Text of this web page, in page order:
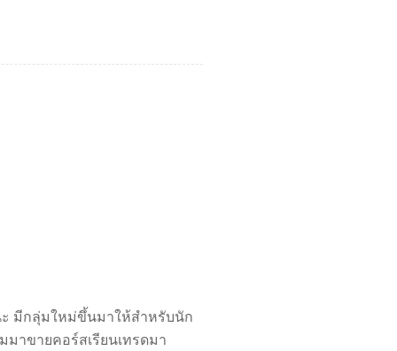
ะ มีกลุ่มใหม่ขึ้นมาให้สำหรับนัก
าขายคอร์สเรียนเทรดมา